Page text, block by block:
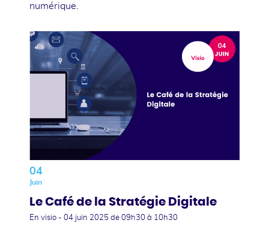
numérique.
04
Juin
Le Café de la Stratégie Digitale
En visio - 04 juin 2025 de 09h30 à 10h30